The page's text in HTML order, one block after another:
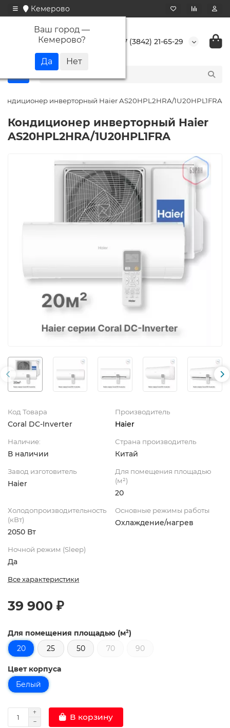
Кемерово
Ваш город —
Кемерово? +7 (3842) 21-65-29
инверторный Haier AS20HPL2HRA/1U20HPL1FRA
Кондиционер инверторный Haier
AS20HPL2HRA/1U20HPL1FRA
Код Товара
Coral DC-Inverter
Производитель
Haier
Наличие:
В наличии
Страна производитель
Китай
Завод изготовитель
Haier
Для помещения площадью
(м²)
20
Холодопроизводительность
(кВт)
2050 Вт
Основные режимы работы
Охлаждение/нагрев
Ночной режим (Sleep)
Да
Все характеристики
39 900 ₽
Для помещения площадью (м²)
20
25 50 70 90
Цвет корпуса
Белый
В корзину